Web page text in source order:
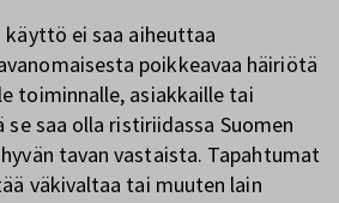
ei saa aiheuttaa
poikkeavaa häiriötä
toiminnalle, asiakkaille tai
saa olla ristiriidassa Suomen
tavan vastaista. Tapahtumat
väkivaltaa tai muuten lain